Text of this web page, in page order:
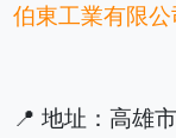
伯東工業有限公
📍 地址：高雄